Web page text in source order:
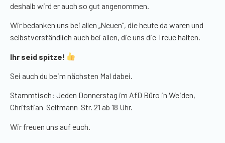
deshalb wird er auch so gut angenommen.
Wir bedanken uns bei allen „Neuen“, die heute da waren und
selbstverständlich auch bei allen, die uns die Treue halten.
Ihr seid spitze!
Sei auch du beim nächsten Mal dabei.
Stammtisch: Jeden Donnerstag im AfD Büro in Weiden,
Chritstian-Seltmann-Str. 21 ab 18 Uhr.
Wir freuen uns auf euch.